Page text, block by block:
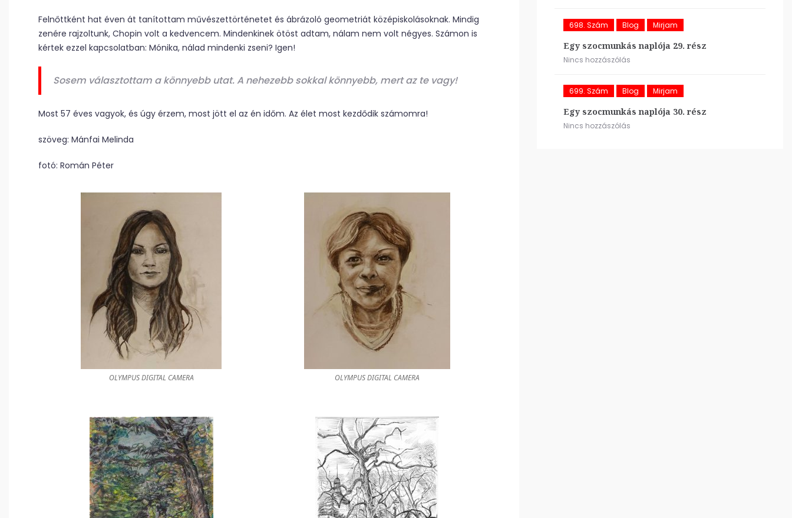
Felnőttként hat éven át tanítottam művészettörténetet és ábrázoló geometriát középiskolásoknak. Mindig
zenére rajzoltunk, Chopin volt a kedvencem. Mindenkinek ötöst adtam, nálam nem volt négyes. Számon is
kértek ezzel kapcsolatban: Mónika, nálad mindenki zseni? Igen!
Sosem választottam a könnyebb utat. A nehezebb sokkal könnyebb, mert az te vagy!
Most 57 éves vagyok, és úgy érzem, most jött el az én időm. Az élet most kezdődik számomra!
szöveg: Mánfai Melinda
fotó: Román Péter
OLYMPUS DIGITAL CAMERA OLYMPUS DIGITAL CAMERA
698. Szám Blog Mirjam
Egy szocmunkás naplója 29. rész
Nincs hozzászólás
699. Szám Blog Mirjam
Egy szocmunkás naplója 30. rész
Nincs hozzászólás